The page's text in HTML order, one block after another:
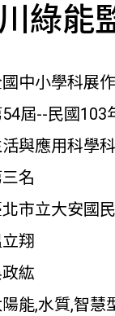
綠能
中小學科展
屆--民國103
與應用科學科
名
市立大安國
翔
紘
能,水質,智慧